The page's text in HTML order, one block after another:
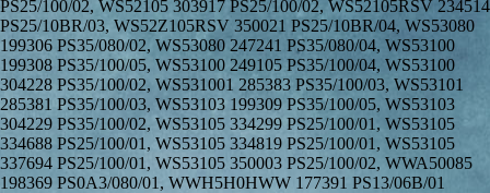
PS25/100/02, WS52105 303917 PS25/100/02, WS52105RSV 234514
PS25/10BR/03, WS52Z105RSV 350021 PS25/10BR/04, WS53080
199306 PS35/080/02, WS53080 247241 PS35/080/04, WS53100
199308 PS35/100/05, WS53100 249105 PS35/100/04, WS53100
304228 PS35/100/02, WS531001 285383 PS35/100/03, WS53101
285381 PS35/100/03, WS53103 199309 PS35/100/05, WS53103
304229 PS35/100/02, WS53105 334299 PS25/100/01, WS53105
334688 PS25/100/01, WS53105 334819 PS25/100/01, WS53105
337694 PS25/100/01, WS53105 350003 PS25/100/02, WWA50085
198369 PS0A3/080/01, WWH5H0HWW 177391 PS13/06B/01